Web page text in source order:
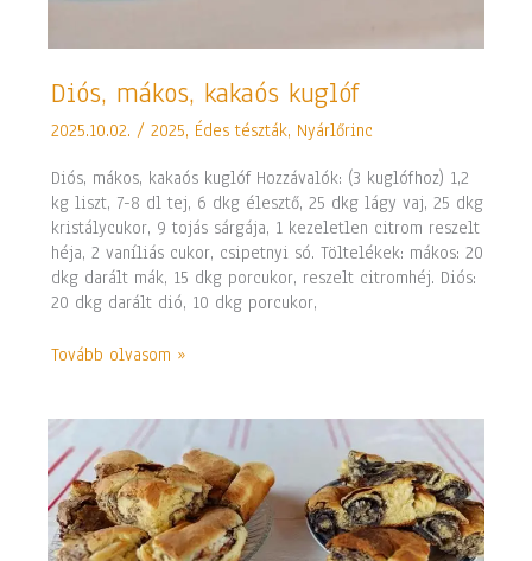
Diós, mákos, kakaós kuglóf
2025.10.02. /2025, Édes tészták, Nyárlőrinc
Diós, mákos, kakaós kuglóf Hozzávalók: (3 kuglófhoz) 1,2
kg liszt, 7-8 dl tej, 6 dkg élesztő, 25 dkg lágy vaj, 25 dkg
kristálycukor, 9 tojás sárgája, 1 kezeletlen citrom reszelt
héja, 2 vaníliás cukor, csipetnyi só. Töltelékek: mákos: 20
dkg darált mák, 15 dkg porcukor, reszelt citromhéj. Diós:
20 dkg darált dió, 10 dkg porcukor,
Diós,
kakaós
Tovább olvasom »